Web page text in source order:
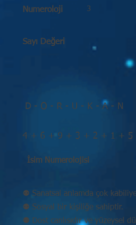
Numeroloji 3
Sayı Değeri
D - O - R - U - K - A - N
4 + 6 + 9 + 3 + 2 + 1 + 5
İsim Numerolojisi
⚉ Sanatsal anlamda çok
⚉ Sosyal bir kişiliğe sahiptir.
⚉ Dost canlısıdır ve yüzeysel